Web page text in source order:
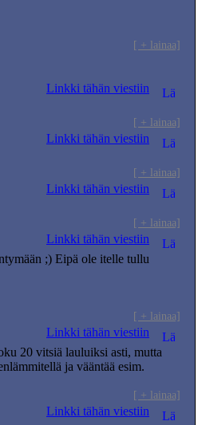
[ + lainaa]
Linkki tähän viestiin
[ + lainaa]
Linkki tähän viestiin
[ + lainaa]
Linkki tähän viestiin
[ + lainaa]
Linkki tähän viestiin
;) Eipä ole itelle tullu
[ + lainaa]
Linkki tähän viestiin
20 vitsiä lauluiksi asti, mutta
ja vääntää esim.
[ + lainaa]
Linkki tähän viestiin